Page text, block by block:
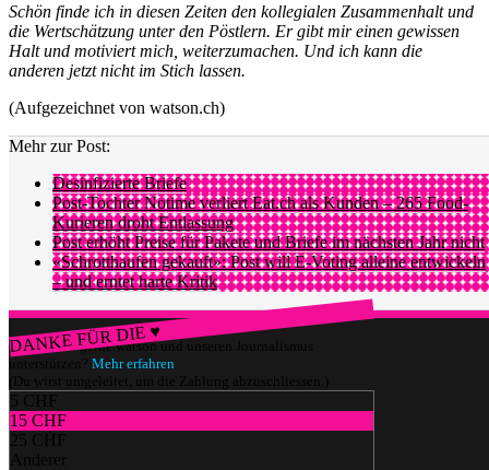
Schön finde ich in diesen Zeiten den kollegialen Zusammenhalt und
die Wertschätzung unter den Pöstlern. Er gibt mir einen gewissen
Halt und motiviert mich, weiterzumachen. Und ich kann die
anderen jetzt nicht im Stich lassen.
(Aufgezeichnet von watson.ch)
Mehr zur Post:
Desinfi­zier­te Briefe
Post-Tochter Notime verliert Eat.ch als Kunden – 265 Food-
Kurieren droht Entlassung
Post erhöht Preise für Pakete und Briefe im nächsten Jahr nicht
«Schrotthaufen gekauft»: Post will E-Voting alleine entwickeln
– und erntet harte Kritik
DANKE FÜR DIE ♥
Würdest du gerne watson und unseren Journalismus
unterstützen? Mehr erfahren
(Du wirst umgeleitet, um die Zahlung abzuschliessen.)
5 CHF
15 CHF
25 CHF
Anderer